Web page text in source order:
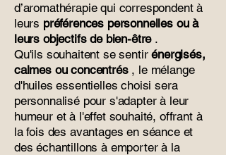
d’aromathérapie qui correspondent à
leurs préférences personnelles ou à
leurs objectifs de bien-être.
Qu'ils souhaitent se sentirénergisés,
calmes ou concentrés, le mélange
d'huiles essentielles choisi sera
personnalisé pour s'adapter à leur
humeur et à l'effet souhaité, offrant à
la fois des avantages en séance et
des échantillons à emporter à la